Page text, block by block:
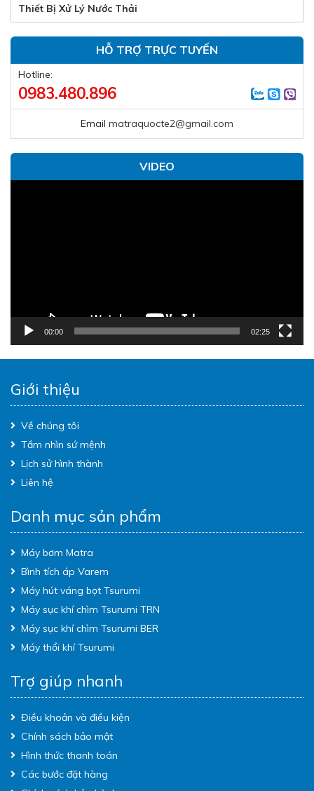
Thiết Bị Xử Lý Nước Thải
HỖ TRỢ TRỰC TUYẾN
Hotline:
0983.480.896
Email matraquocte2@gmail.com
VIDEO
00:00 02:25
Giới thiệu
Về chúng tôi
Tầm nhìn sứ mệnh
Lịch sử hình thành
Liên hệ
Danh mục sản phẩm
Máy bơm Matra
Bình tích áp Varem
Máy hút váng bọt Tsurumi
Máy sục khí chìm Tsurumi TRN
Máy sục khí chìm Tsurumi BER
Máy thổi khí Tsurumi
Trợ giúp nhanh
Điều khoản và điều kiện
Chính sách bảo mật
Hình thức thanh toán
Các bước đặt hàng